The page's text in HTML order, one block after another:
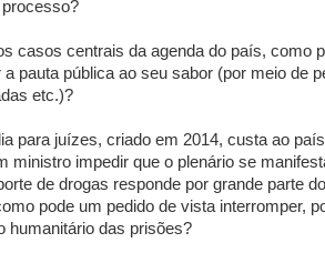
casos centrais da agenda do país, como
pauta pública ao seu sabor (por meio de
etc.)?
para juízes, criado em 2014, custa ao
ministro impedir que o plenário se
de drogas responde por grande parte
pode um pedido de vista interromper,
humanitário das prisões?